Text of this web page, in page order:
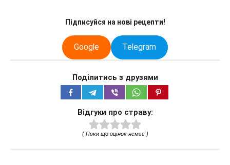
Підписуйся на нові рецепти!
Google Telegram
Поділитись з друзями
Відгуки про страву:
( Поки що оцінок немає )